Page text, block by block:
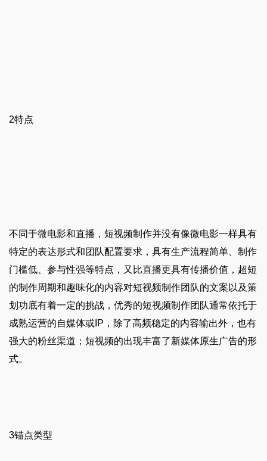
2特点
不同于微电影和直播，短视频制作并没有像微电影一样具有
特定的表达形式和团队配置要求，具有生产流程简单、制作
门槛低、参与性强等特点，又比直播更具有传播价值，超短
的制作周期和趣味化的内容对短视频制作团队的文案以及策
划功底有着一定的挑战，优秀的短视频制作团队通常依托于
成熟运营的自媒体或IP，除了高频稳定的内容输出外，也有
强大的粉丝渠道；短视频的出现丰富了新媒体原生广告的形
式。
3锚点类型